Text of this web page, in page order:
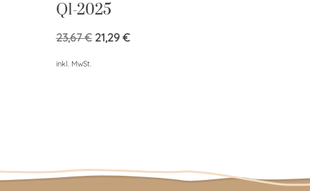
Q1-2025
23,67€ 21,29 €
inkl. MwSt.